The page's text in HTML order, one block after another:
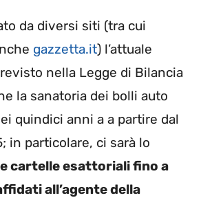
da diversi siti (tra cui
gazzetta.it) l’attuale
nella Legge di Bilancia
la sanatoria dei bolli auto
quindici anni a a partire dal
in particolare, ci sarà lo
cartelle esattoriali fino a
all’agente della